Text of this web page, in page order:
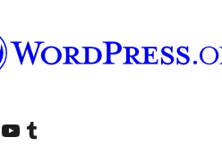
Instagram
no LinkedInaccount
Visit our YouTube channel
Visit our Tumblr account